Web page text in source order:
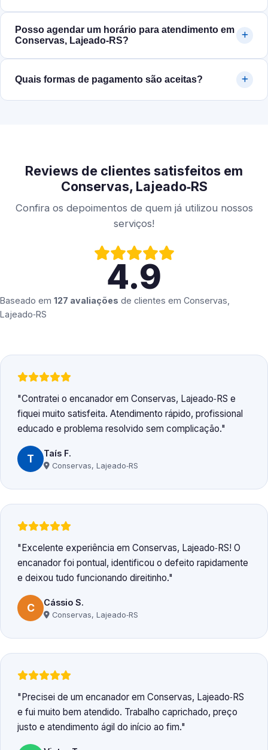
Posso agendar um horário para atendimento em
Conservas, Lajeado‑RS?
Quais formas de pagamento são aceitas?
Reviews de clientes satisfeitos em
Conservas, Lajeado‑RS
Confira os depoimentos de quem já utilizou nossos
serviços!
4.9
Baseado em 127 avaliações de clientes em Conservas,
Lajeado‑RS
Contratei o encanador em Conservas, Lajeado‑RS e
fiquei muito satisfeita. Atendimento rápido, profissional
educado e problema resolvido sem complicação.
T Taís F.
Conservas, Lajeado‑RS
Excelente experiência em Conservas, Lajeado‑RS! O
encanador foi pontual, identificou o defeito rapidamente
e deixou tudo funcionando direitinho.
C Cássio S.
Conservas, Lajeado‑RS
Precisei de um encanador em Conservas, Lajeado‑RS
e fui muito bem atendido. Trabalho caprichado, preço
justo e atendimento ágil do início ao fim.